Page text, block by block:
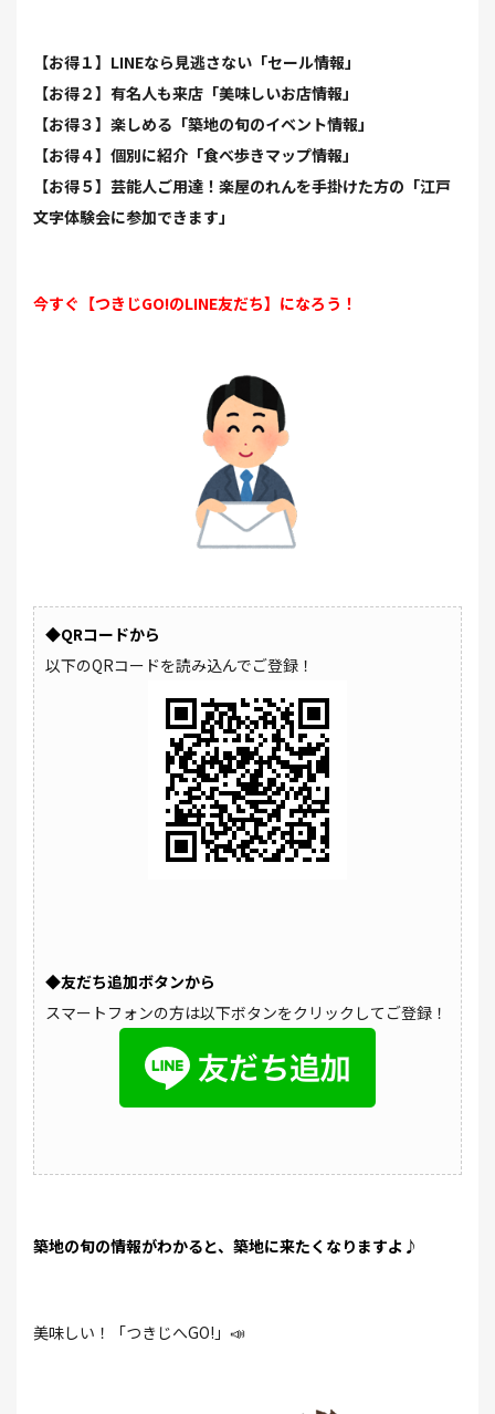
【お得１】LINEなら見逃さない「セール情報」
【お得２】有名人も来店「美味しいお店情報」
【お得３】楽しめる「築地の旬のイベント情報」
【お得４】個別に紹介「食べ歩きマップ情報」
【お得５】芸能人ご用達！楽屋のれんを手掛けた方の「江戸
文字体験会に参加できます」
今すぐ【つきじGO!のLINE友だち】になろう！
◆QRコードから
以下のQRコードを読み込んでご登録！
◆友だち追加ボタンから
スマートフォンの方は以下ボタンをクリックしてご登録！
築地の旬の情報がわかると、築地に来たくなりますよ♪
美味しい！「つきじへGO!」📣